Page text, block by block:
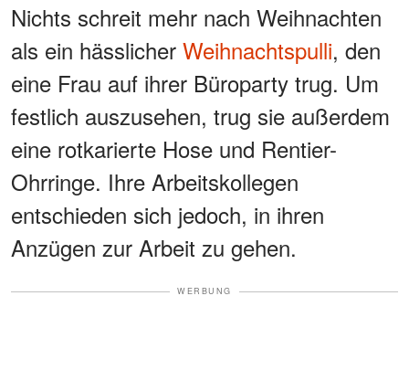
Nichts schreit mehr nach Weihnachten
als ein hässlicher Weihnachtspulli, den
eine Frau auf ihrer Büroparty trug. Um
festlich auszusehen, trug sie außerdem
eine rotkarierte Hose und Rentier-
Ohrringe. Ihre Arbeitskollegen
entschieden sich jedoch, in ihren
Anzügen zur Arbeit zu gehen.
WERBUNG